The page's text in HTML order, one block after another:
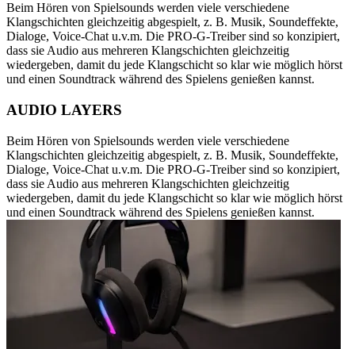
Beim Hören von Spielsounds werden viele verschiedene
Klangschichten gleichzeitig abgespielt, z. B. Musik, Soundeffekte,
Dialoge, Voice-Chat u.v.m. Die PRO-G-Treiber sind so konzipiert,
dass sie Audio aus mehreren Klangschichten gleichzeitig
wiedergeben, damit du jede Klangschicht so klar wie möglich hörst
und einen Soundtrack während des Spielens genießen kannst.
AUDIO LAYERS
Beim Hören von Spielsounds werden viele verschiedene
Klangschichten gleichzeitig abgespielt, z. B. Musik, Soundeffekte,
Dialoge, Voice-Chat u.v.m. Die PRO-G-Treiber sind so konzipiert,
dass sie Audio aus mehreren Klangschichten gleichzeitig
wiedergeben, damit du jede Klangschicht so klar wie möglich hörst
und einen Soundtrack während des Spielens genießen kannst.